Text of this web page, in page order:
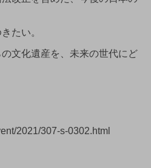
たい。
文化遺産を、未来の世代にど
2021/307-s-0302.html